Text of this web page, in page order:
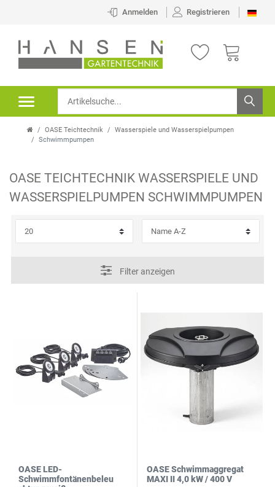
Anmelden Registrieren
OASE Teichtechnik
Wasserspiele und Wasserspielpumpen
Schwimmpumpen
OASE TEICHTECHNIK WASSERSPIELE UND
WASSERSPIELPUMPEN SCHWIMMPUMPEN
Filter anzeigen
OASE LED-
Schwimmfontänenbeleu
OASE Schwimmaggregat
MAXI II 4,0 kW / 400 V
K
T
O
H
R
E
P